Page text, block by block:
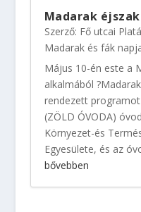
Madarak
Szerző: Fő utcai
Madarak és fák
Május 10-én este a
alkalmából
rendezett
(ZÖLD ÓVODA)
Környezet-és
Egyesülete, és az
bővebben